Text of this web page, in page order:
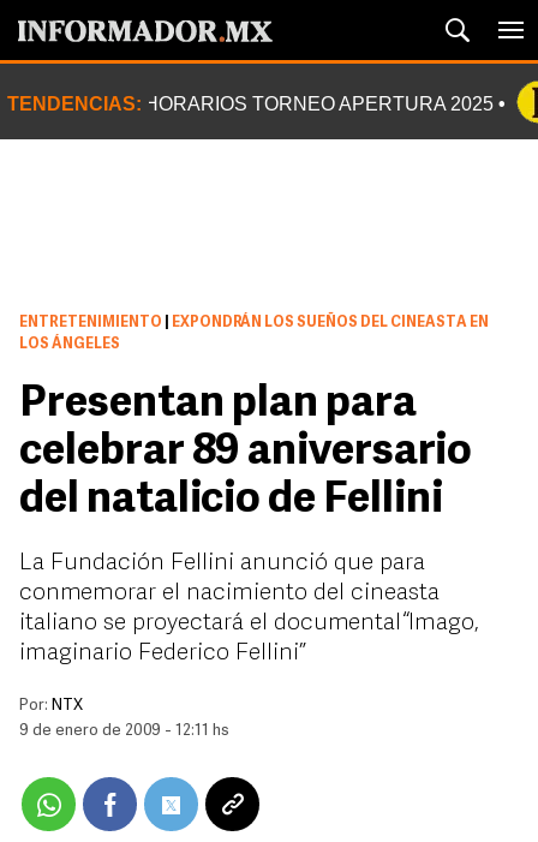
TENDENCIAS: HORARIOS TORNEO APERTURA 2025
ENTRETENIMIENTO
EXPONDRÁN LOS SUEÑOS DEL CINEASTA EN
LOS ÁNGELES
Presentan plan para
celebrar 89 aniversario
del natalicio de Fellini
La Fundación Fellini anunció que para
conmemorar el nacimiento del cineasta
italiano se proyectará el documental “Imago,
imaginario Federico Fellini”
Por: NTX
9 de enero de 2009 - 12:11 hs